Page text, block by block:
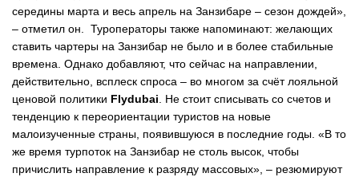
середины марта и весь апрель на Занзибаре – сезон дождей»,
– отметил он. Туроператоры также напоминают: желающих
ставить чартеры на Занзибар не было и в более стабильные
времена. Однако добавляют, что сейчас на направлении,
действительно, всплеск спроса – во многом за счёт лояльной
ценовой политики Flydubai . Не стоит списывать со счетов и
тенденцию к переориентации туристов на новые
малоизученные страны, появившуюся в последние годы. «В то
же время турпоток на Занзибар не столь высок, чтобы
причислить направление к разряду массовых», – резюмируют